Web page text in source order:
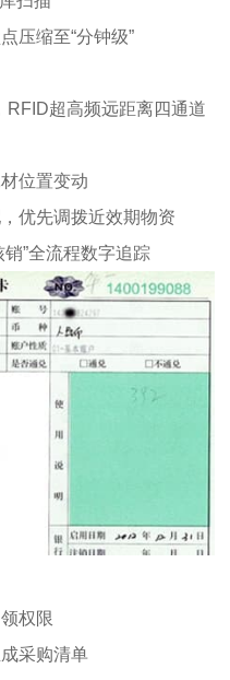
压缩至“分钟级”
RFID超高频远距离四通道
位置变动
优先调拨近效期物资
”全流程数字追踪
权限
采购清单